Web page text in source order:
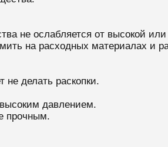
не ослабляется от высокой
на расходных материалах и
не делать раскопки.
давлением.
прочным.